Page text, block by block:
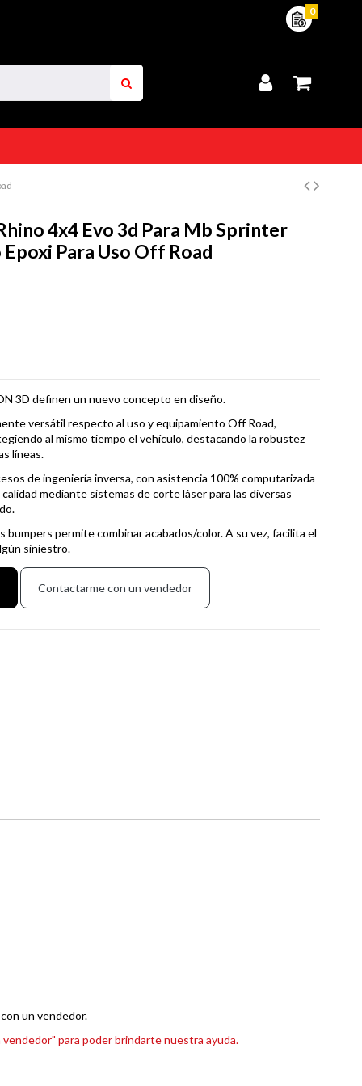
0
4x4 Evo 3d Para Mb Sprinter
Para Uso Off Road
3D definen un nuevo concepto en diseño.
versátil respecto al uso y equipamiento Off Road,
al mismo tiempo el vehículo, destacando la robustez
líneas.
de ingeniería inversa, con asistencia 100% computarizada
mediante sistemas de corte láser para las diversas
permite combinar acabados/color. A su vez, facilita el
siniestro.
Contactarme con un vendedor
un vendedor.
para poder brindarte nuestra ayuda.